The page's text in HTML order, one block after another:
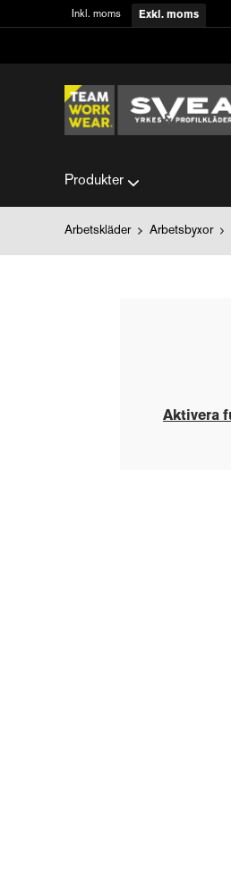
Inkl. moms Exkl. moms
Produkter
Arbetskläder Arbetsbyxor
Aktivera